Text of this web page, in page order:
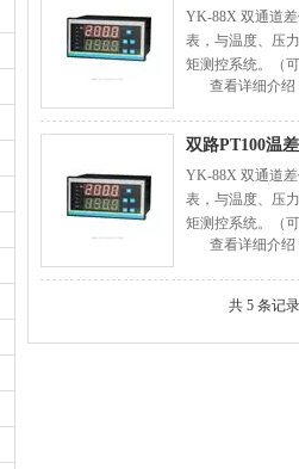
YK-88X 双通道
表，与温度、压
矩测控系统。（
值，谷值。订货
查看详细介绍
双路PT100温
YK-88X 双通道
表，与温度、压
矩测控系统。（
值，谷值。订货
查看详细介绍
共 5 条记